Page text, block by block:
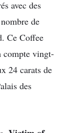
avec des
de
Ce Coffee
compte vingt-
24 carats de
des